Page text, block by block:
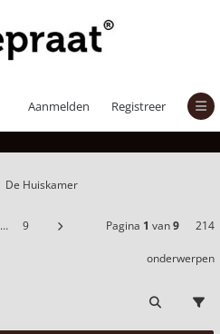
Aanmelden Registreer
De Huiskamer
… 9 Pagina 1 van9 214
onderwerpen